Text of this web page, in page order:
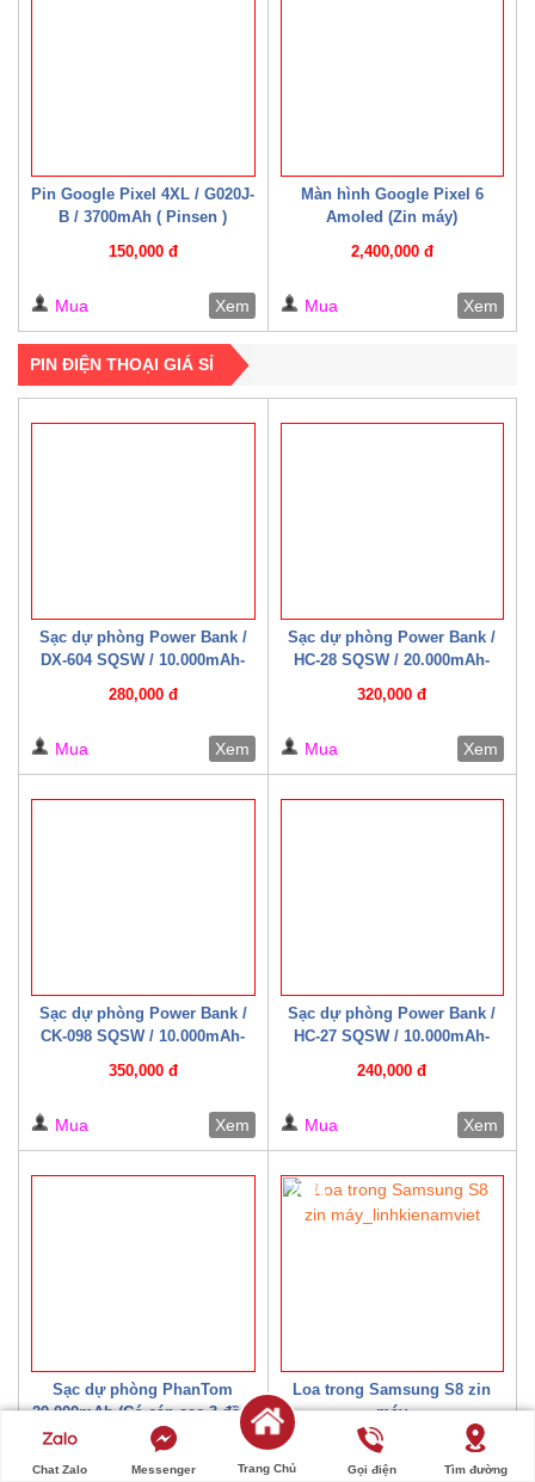
Pin Google Pixel 4XL / G020J-
B / 3700mAh ( Pinsen )
150,000 đ
Mua Xem
Màn hình Google Pixel 6
Amoled (Zin máy)
2,400,000 đ
Mua Xem
PIN ĐIỆN THOẠI GIÁ SỈ
Sạc dự phòng Power Bank /
DX-604 SQSW / 10.000mAh-
280,000 đ
Mua Xem
Sạc dự phòng Power Bank /
HC-28 SQSW / 20.000mAh-
Trắng/ Đen
320,000 đ
Mua Xem
Sạc dự phòng Power Bank /
CK-098 SQSW / 10.000mAh-
350,000 đ
Mua Xem
Sạc dự phòng Power Bank /
HC-27 SQSW / 10.000mAh-
Trắng/ Đen
240,000 đ
Mua Xem
Sạc dự phòng PhanTom
20.000mAh (Có cáp sạc 3 đầu)
300,000 đ
Loa trong Samsung S8 zin
máy
20,000 đ
20%
Chat Zalo Messenger Trang Chủ Gọi điện Tìm đường